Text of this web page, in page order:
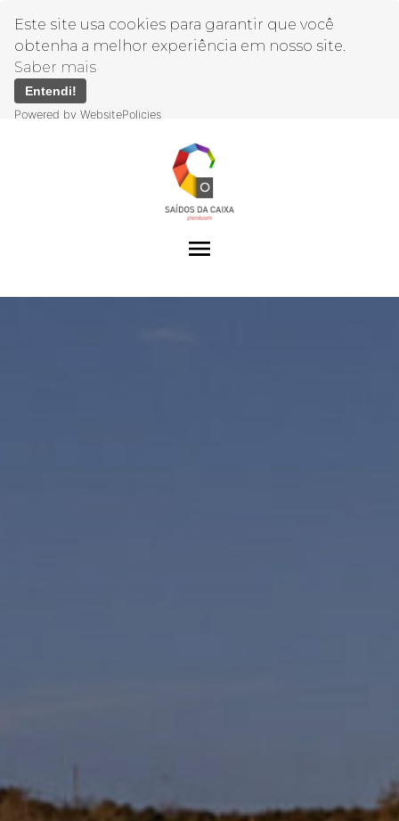
Este site usa cookies para garantir que você
obtenha a melhor experiência em nosso site.
Saber mais
Entendi!
Powered by WebsitePolicies
menu